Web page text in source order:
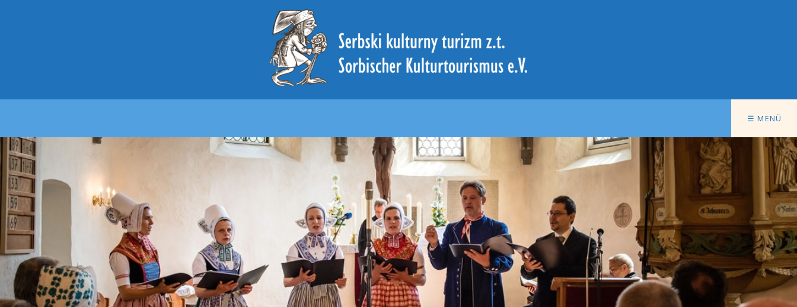
☰ MENÜ